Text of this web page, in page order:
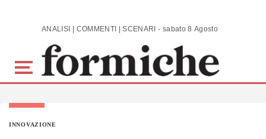
Skip to main content ANALISI | COMMENTI | SCENARI - sabato 8 Agosto 2026
INNOVAZIONE